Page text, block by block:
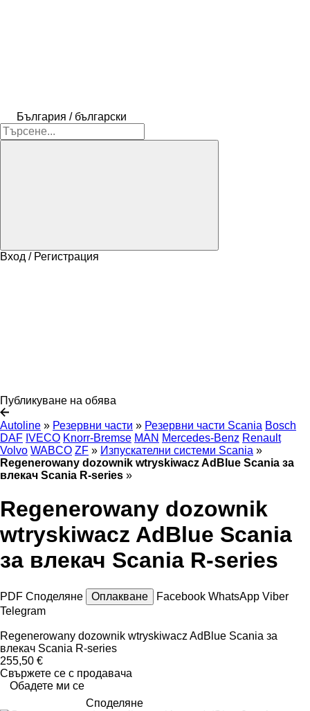
България / български
Вход / Регистрация
Публикуване на обява
Autoline » Резервни части » Резервни части Scania Bosch
DAF IVECO Knorr-Bremse MAN Mercedes-Benz Renault
Volvo WABCO ZF » Изпускателни системи Scania »
Regenerowany dozownik wtryskiwacz AdBlue Scania за
влекач Scania R-series »
Regenerowany dozownik
wtryskiwacz AdBlue Scania
за влекач Scania R-series
PDF Споделяне Оплакване Facebook WhatsApp Viber
Telegram
Regenerowany dozownik wtryskiwacz AdBlue Scania за
влекач Scania R-series
255,50 €
Свържете се с продавача
Обадете ми се
Споделяне